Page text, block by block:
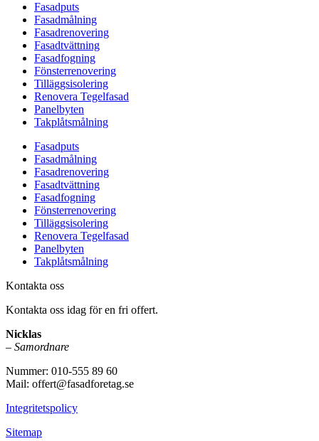
Fasadputs
Fasadmålning
Fasadrenovering
Fasadtvättning
Fasadfogning
Fönsterrenovering
Tilläggsisolering
Renovera Tegelfasad
Panelbyten
Takplåtsmålning
Fasadputs
Fasadmålning
Fasadrenovering
Fasadtvättning
Fasadfogning
Fönsterrenovering
Tilläggsisolering
Renovera Tegelfasad
Panelbyten
Takplåtsmålning
Kontakta oss
Kontakta oss idag för en fri offert.
Nicklas
– Samordnare
Nummer: 010-555 89 60
Mail: offert@fasadforetag.se
Integritetspolicy
Sitemap